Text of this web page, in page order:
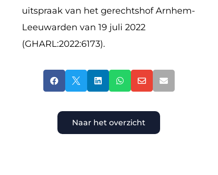
uitspraak van het gerechtshof Arnhem-
Leeuwarden van 19 juli 2022
(GHARL:2022:6173).
     
Naar het overzicht